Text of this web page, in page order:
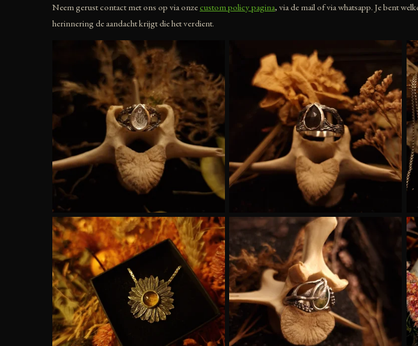
Neem gerust contact met ons op via onzecustom policy pagina, via de mail of via whatsapp. Je bent
herinnering de aandacht krijgt die het verdient.